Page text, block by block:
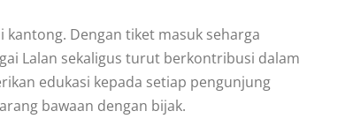
Dengan tiket masuk seharga
Lalan sekaligus turut berkontribusi dalam
edukasi kepada setiap pengunjung
bawaan dengan bijak.